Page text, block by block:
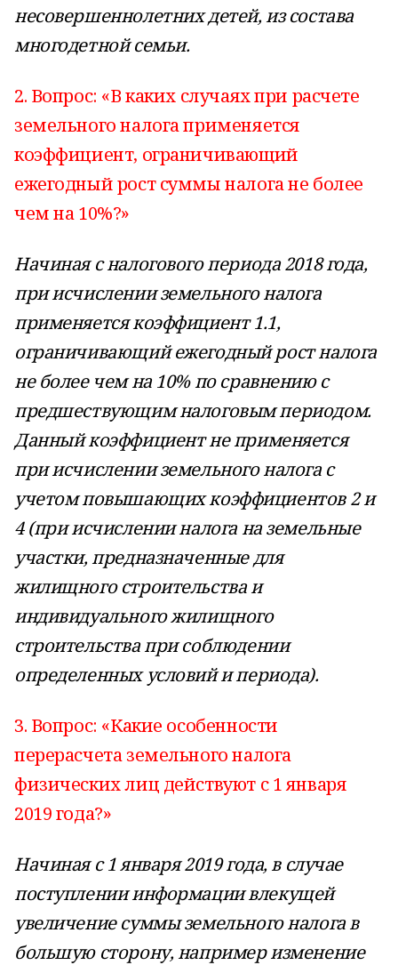
несовершеннолетних детей, из состава
многодетной семьи.
2. Вопрос: «В каких случаях при расчете
земельного налога применяется
коэффициент, ограничивающий
ежегодный рост суммы налога не более
чем на 10%?»
Начиная с налогового периода 2018 года,
при исчислении земельного налога
применяется коэффициент 1.1,
ограничивающий ежегодный рост налога
не более чем на 10% по сравнению с
предшествующим налоговым периодом.
Данный коэффициент не применяется
при исчислении земельного налога с
учетом повышающих коэффициентов 2 и
4 (при исчислении налога на земельные
участки, предназначенные для
жилищного строительства и
индивидуального жилищного
строительства при соблюдении
определенных условий и периода).
3. Вопрос: «Какие особенности
перерасчета земельного налога
физических лиц действуют с 1 января
2019 года?»
Начиная с 1 января 2019 года, в случае
поступлении информации влекущей
увеличение суммы земельного налога в
большую сторону, например изменение